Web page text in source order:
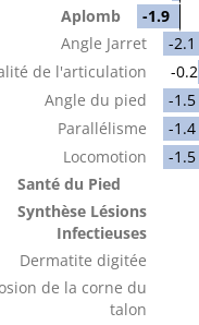
Aplomb
-1.9
Angle Jarret
-2.1
de l'articulation
-0.2
Angle du pied
-1.5
Parallélisme
-1.4
Locomotion
-1.5
Santé du Pied
Synthèse Lésions
Infectieuses
Dermatite digitée
de la corne du
talon